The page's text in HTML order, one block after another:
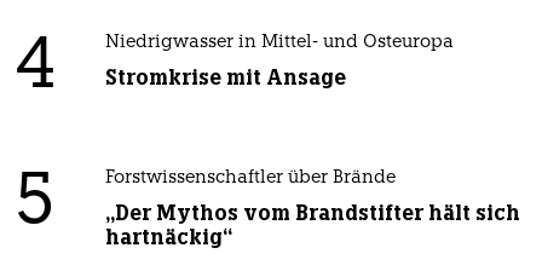
4 Niedrigwasser in Mittel- und Osteuropa
Stromkrise mit Ansage
5 Forstwissenschaftler über Brände
„Der Mythos vom Brandstifter hält sich
hartnäckig“